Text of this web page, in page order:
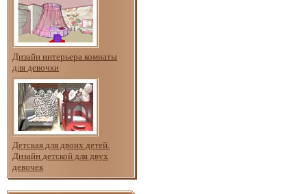
Дизайн интерьера комнаты
для девочки
Детская для двоих детей.
Дизайн детской для двух
девочек